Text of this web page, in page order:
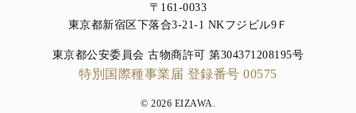
〒161-0033
東京都新宿区下落合3-21-1 NKフジビル9Ｆ
東京都公安委員会 古物商許可 第304371208195号
特別国際種事業届 登録番号 00575
© 2026 EIZAWA.